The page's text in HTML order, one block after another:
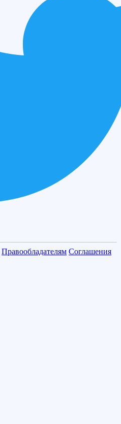
Правообладателям Соглашения